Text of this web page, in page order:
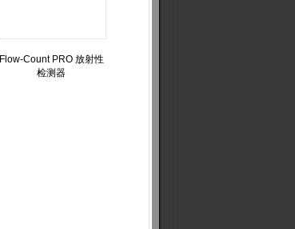
Flow-Count PRO 放射性
检测器